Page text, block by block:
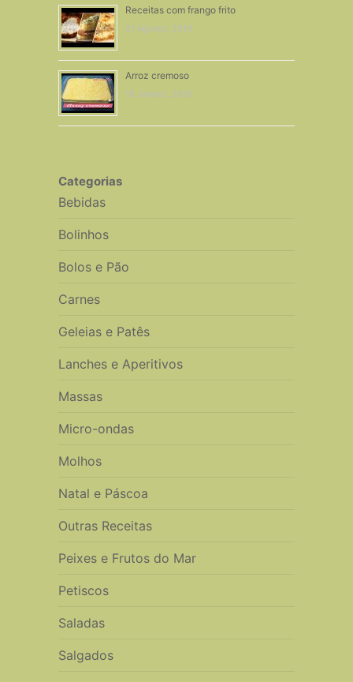
Receitas com frango frito
21 Agosto, 2019
Arroz cremoso
15 Janeiro, 2016
Categorias
Bebidas
Bolinhos
Bolos e Pão
Carnes
Geleias e Patês
Lanches e Aperitivos
Massas
Micro-ondas
Molhos
Natal e Páscoa
Outras Receitas
Peixes e Frutos do Mar
Petiscos
Saladas
Salgados